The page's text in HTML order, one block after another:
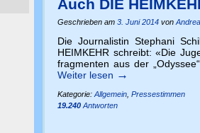
Auch DIE
Geschrieben am3. Juni 2014 vonAndrea
Die Journalistin Stephani
HEIMKEHR schreibt: «Die
frag­menten aus der
Weiter lesen →
Kategorie: Allgemein ,Pressestimmen
19.240 Antworten